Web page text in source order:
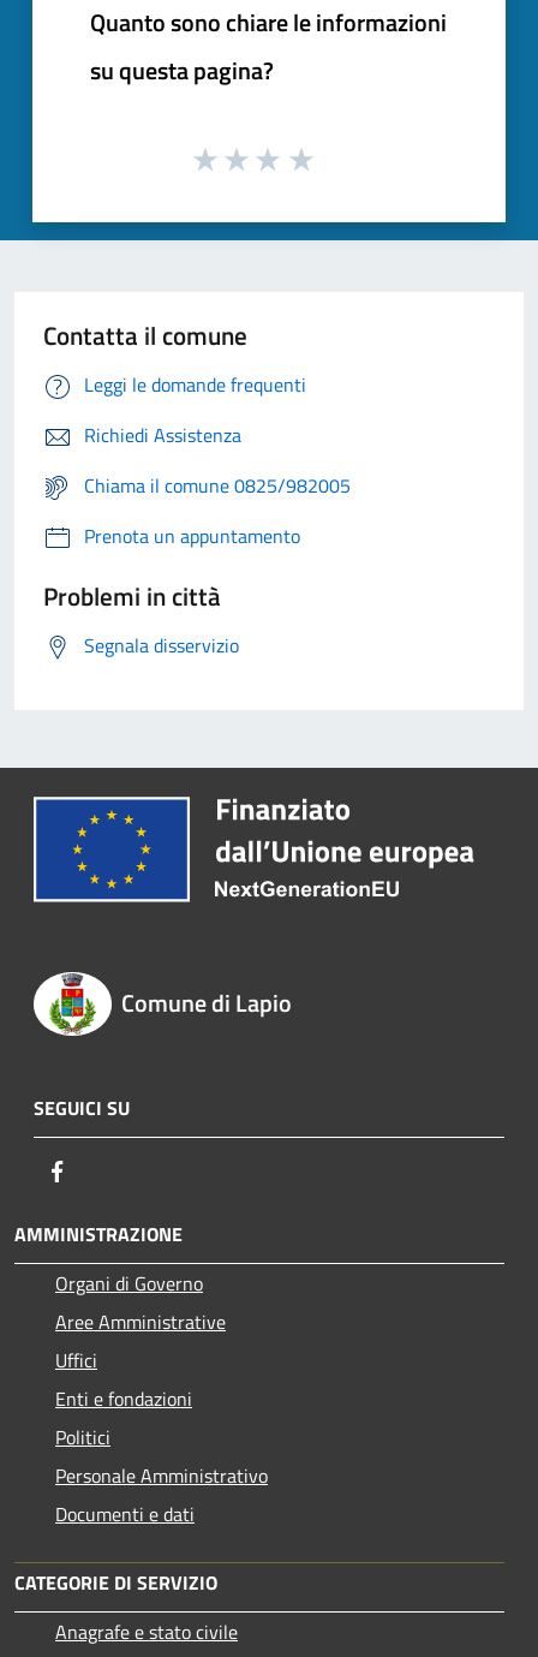
Quanto sono chiare le informazioni
su questa pagina?
Contatta il comune
Leggi le domande frequenti
Richiedi Assistenza
Chiama il comune 0825/982005
Prenota un appuntamento
Problemi in città
Segnala disservizio
Comune di Lapio
SEGUICI SU
AMMINISTRAZIONE
Organi di Governo
Aree Amministrative
Uffici
Enti e fondazioni
Politici
Personale Amministrativo
Documenti e dati
CATEGORIE DI SERVIZIO
Anagrafe e stato civile